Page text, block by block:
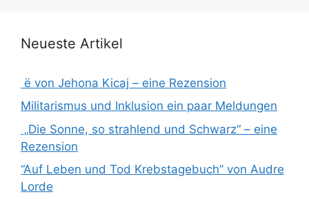
Neueste Artikel
ë von Jehona Kicaj – eine Rezension
Militarismus und Inklusion ein paar Meldungen
„Die Sonne, so strahlend und Schwarz“ – eine
Rezension
“Auf Leben und Tod Krebstagebuch” von Audre
Lorde